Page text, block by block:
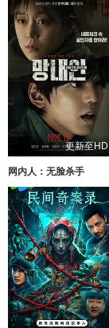
更新至HD
网内人：无脸杀手